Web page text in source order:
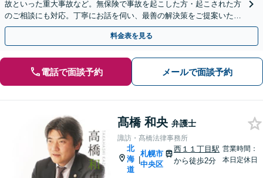
故といった重大事故など。無保険で事故を起こした方・起こされた方
のご相談にも対応。丁寧にお話を伺い、最善の解決策をご提案いたし
ます【平日夜・土曜相談可】【西11丁目駅1分】
料金表を見る
電話で面談予約 メールで面談予約
髙橋 和央 弁護士
諏訪・髙橋法律事務所
北
海
道
|
札幌市
中央区
西１１丁目駅
から徒歩2分
営業時間：
本日定休日